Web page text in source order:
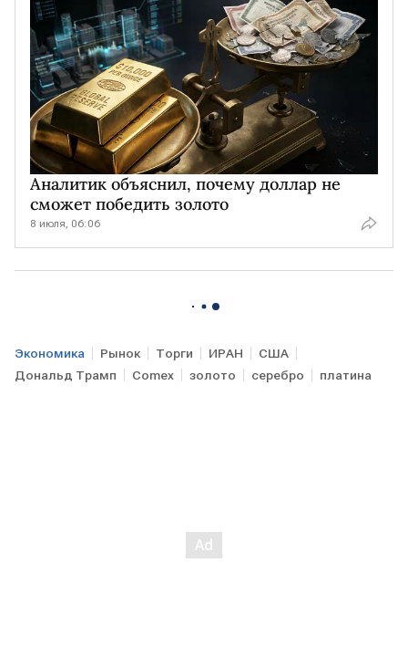
Аналитик объяснил, почему доллар не
сможет победить золото
8 июля, 06:06
Экономика Рынок Торги ИРАН
США
Дональд Трамп
Comex золото серебро платина